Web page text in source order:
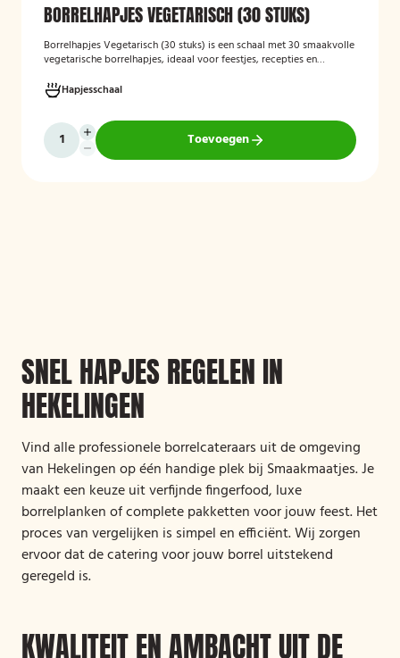
BORRELHAPJES VEGETARISCH (30 STUKS)
Borrelhapjes Vegetarisch (30 stuks) is een schaal met 30 smaakvolle
vegetarische borrelhapjes, ideaal voor feestjes, recepties en
selectie die geschikt is voor vegetariërs, zodat gasten kunnen
genieten van een feestelijke en veelzijdige borrelervaring.
Hapjesschaal
Toevoegen
SNEL HAPJES REGELEN IN
HEKELINGEN
Vind alle professionele borrelcateraars uit de omgeving
van Hekelingen op één handige plek bij Smaakmaatjes. Je
maakt een keuze uit verfijnde fingerfood, luxe
borrelplanken of complete pakketten voor jouw feest. Het
proces van vergelijken is simpel en efficiënt. Wij zorgen
ervoor dat de catering voor jouw borrel uitstekend
geregeld is.
KWALITEIT EN AMBACHT UIT DE